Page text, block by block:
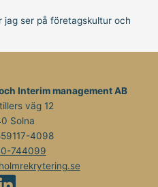
jag ser på företagskultur och
Interim management AB
väg 12
Solna
4098
744099